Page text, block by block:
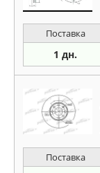
Поставка
1 дн.
Поставка